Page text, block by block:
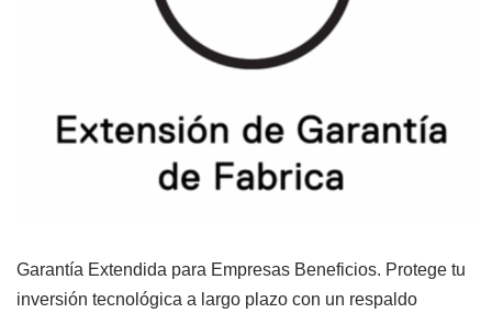
Garantía Extendida para Empresas Beneficios. Protege tu
inversión tecnológica a largo plazo con un respaldo